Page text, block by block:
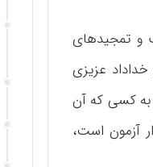
در حالی که با تعریف و تمجیدهای
عزیزی
به کسی که آن
آزمون است،